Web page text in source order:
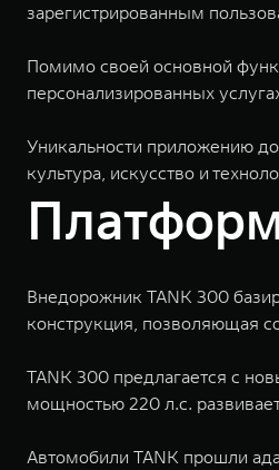
зарегистрированным
Помимо своей основной
персонализированных
Уникальности приложению
культура, искусство и
Внедорожник TANK 300
конструкция, позволяющая
TANK 300 предлагается с
мощностью 220 л.с.
Автомобили TANK прошли